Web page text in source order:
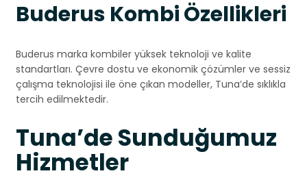
Buderus Kombi Özellikleri
Buderus marka kombiler yüksek teknoloji ve kalite
standartları. Çevre dostu ve ekonomik çözümler ve sessiz
çalışma teknolojisi ile öne çıkan modeller, Tuna’de sıklıkla
tercih edilmektedir.
Tuna’de Sunduğumuz
Hizmetler